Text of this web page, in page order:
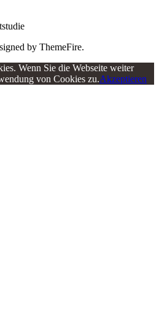
by ThemeFire.
Wenn Sie die Webseite weiter
von Cookies zu.Akzeptieren